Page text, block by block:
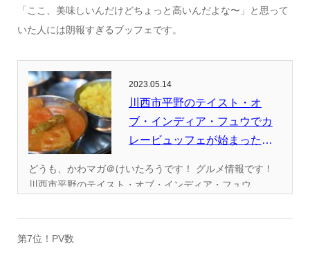
「ここ、美味しいんだけどちょっと高いんだよな〜」と思って
いた人には朗報すぎるブッフェです。
2023.05.14
川西市平野のテイスト・オ
ブ・インディア・フュウでカ
レービュッフェが始まったの
どうも、かわマガ＠けいたろうです！ グルメ情報です！
川西市平野のテイスト・オブ・インディア・フュウ...
第7位！PV数